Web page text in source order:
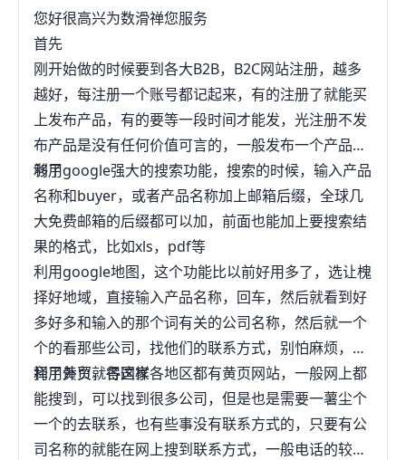
理汇总。云视获客系统：一键智能发布Facebook短
视频、lnstagram短视频、Youtube视频、Linkedin
信息，完成跨境生态整合。云追获客系统：指定国
家、地区、行业关键词，支持多国语言智能翻译，生
成关键词。EDM营销系统：可将企业营销信息低成本
批量发送到向客户邮箱，无需提供发件箱，自定义绑
定代收邮箱。集成客服系统：支持多个facebook账
号、whatsapp账号，集成聊天，智能翻译。支持
facebook多账号集成聊天，支持whatsapp多账号集
成聊天，支持快捷方式发送，智能翻译，支持其他平
台集成客服定制开发，跨境获客、引流、集成客服聊
天，致力于打造一站式跨境营销闭环。服务理论：一
直以来，公司秉承“以客户为中心、以服务为己任”的
经营理念，推崇“技术服务于应用”，凭借精诚团结、
锐意进取的团队，一路走来，我们脚踏实地、勇于思
考拓展的做事态度，与合作伙伴共同发展，为各方用
户提供充分满足需求的解决方案和优质的服务。这里
是定制推科技，欢迎有需求的客户前来咨询！
您好很高兴为数滑禅您服务
首先
刚开始做的时候要到各大B2B，B2C网站注册，越多
越好，每注册一个账号都记起来，有的注册了就能买
上发布产品，有的要等一段时间才能发，光注册不发
布产品是没有任何价值可言的，一般发布一个产品就
够了
利用google强大的搜索功能，搜索的时候，输入产品
名称和buyer，或者产品名称加上邮箱后缀，全球几
大免费邮箱的后缀都可以加，前面也能加上要搜索结
果的格式，比如xls，pdf等
利用google地图，这个功能比以前好用多了，选让槐
择好地域，直接输入产品名称，回车，然后就看到好
多好多和输入的那个词有关的公司名称，然后就一个
个的看那些公司，找他们的联系方式，别怕麻烦，选
择了外贸就得这样
利用黄页，各国家各地区都有黄页网站，一般网上都
能搜到，可以找到很多公司，但是也是需要一薯尘个
一个的去联系，也有些事没有联系方式的，只要有公
司名称的就能在网上搜到联系方式，一般电话的较